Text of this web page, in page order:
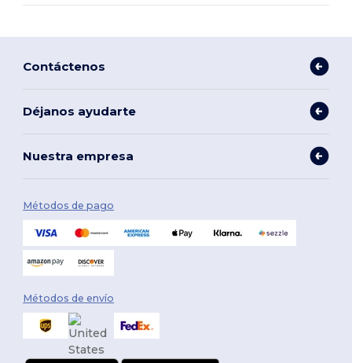
Contáctenos
Déjanos ayudarte
Nuestra empresa
Métodos de pago
Métodos de envío